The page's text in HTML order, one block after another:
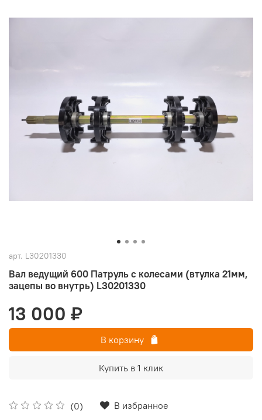
арт. L30201330
Вал ведущий 600 Патруль с колесами (втулка 21мм,
зацепы во внутрь) L30201330
(0) В избранное
13 000 ₽
В корзину
Купить в 1 клик